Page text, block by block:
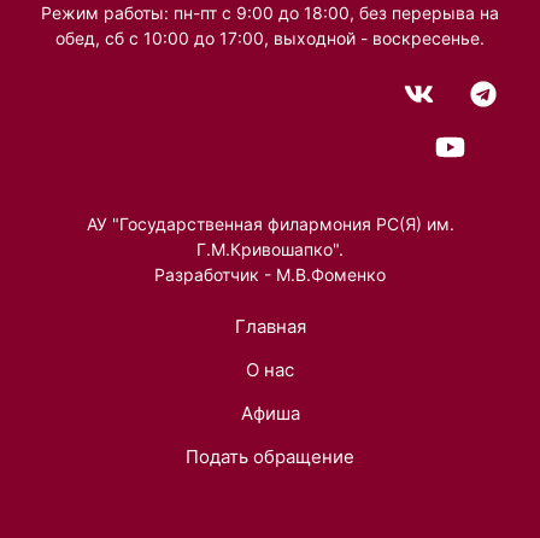
Режим работы: пн-пт с 9:00 до 18:00, без перерыва на
обед, сб с 10:00 до 17:00, выходной - воскресенье.
АУ "Государственная филармония РС(Я) им.
Г.М.Кривошапко".
Разработчик - М.В.Фоменко
Главная
О нас
Афиша
Подать обращение